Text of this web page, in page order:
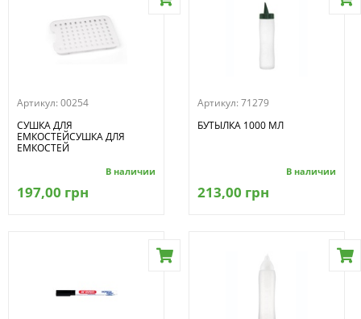
Артикул: 00254
СУШКА ДЛЯ
ЕМКОСТЕЙСУШКА ДЛЯ
ЕМКОСТЕЙ
В наличии
197,00 грн
Артикул: 71279
БУТЫЛКА 1000 МЛ
В наличии
213,00 грн